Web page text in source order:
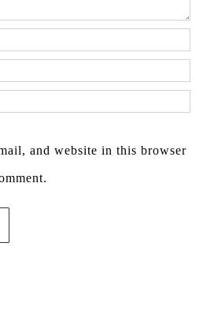
and website in this browser